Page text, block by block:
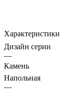
Характеристики
Дизайн серии
—
Камень
Напольная
—